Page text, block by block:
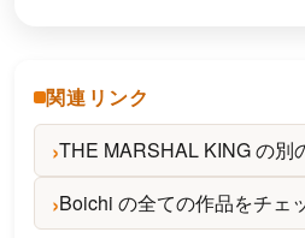
関連リンク
THE MARSHAL KING の別
Boichi の全ての作品をチェ